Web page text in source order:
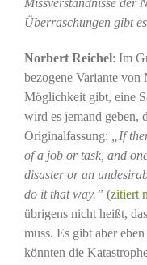
Missverständnisse der
Überraschungen gibt
Norbert Reichel: Im
bezogene Variante von
Möglichkeit gibt, eine
wird es jemand geben,
Originalfassung:
„If
of a job or task, and
disaster or an
do it that way.” (zitiert
übrigens nicht heißt,
muss. Es gibt aber
könnten die